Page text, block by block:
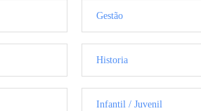
Gestão
Historia
Infantil / Juvenil